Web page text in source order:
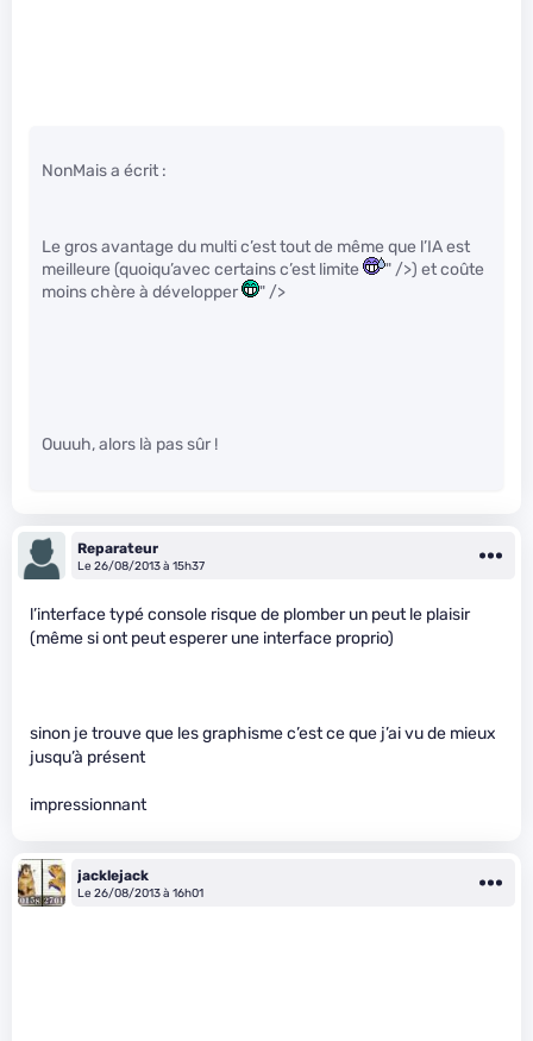
NonMais a écrit :
Le gros avantage du multi c’est tout de même que l’IA est
meilleure (quoiqu’avec certains c’est limite
" />) et coûte
moins chère à développer
" />
Ouuuh, alors là pas sûr !
Reparateur
Le 26/08/2013 à 15h37
l’interface typé console risque de plomber un peut le plaisir
(même si ont peut esperer une interface proprio)
sinon je trouve que les graphisme c’est ce que j’ai vu de mieux
jusqu’à présent
impressionnant
jacklejack
Le 26/08/2013 à 16h01